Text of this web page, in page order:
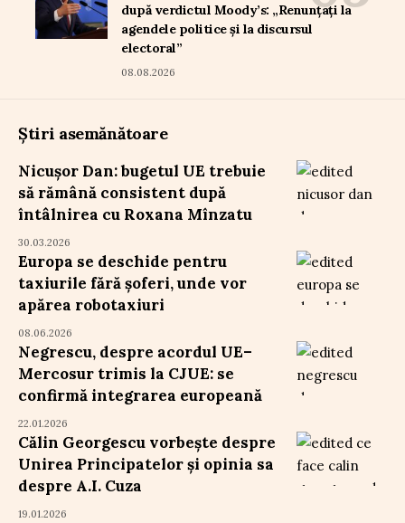
după verdictul Moody’s: „Renunțați la
agendele politice și la discursul
electoral”
08.08.2026
Știri asemănătoare
Nicușor Dan: bugetul UE trebuie
să rămână consistent după
întâlnirea cu Roxana Mînzatu
30.03.2026
Europa se deschide pentru
taxiurile fără șoferi, unde vor
apărea robotaxiuri
08.06.2026
Negrescu, despre acordul UE–
Mercosur trimis la CJUE: se
confirmă integrarea europeană
22.01.2026
Călin Georgescu vorbește despre
Unirea Principatelor și opinia sa
despre A.I. Cuza
19.01.2026